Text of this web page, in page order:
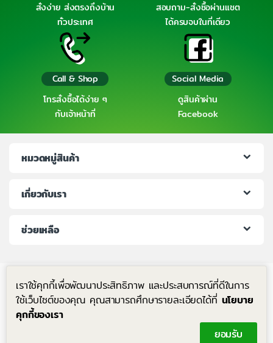
สั่งง่าย ส่งตรงถึงบ้าน
ทั่วประเทศ
สอบถาม-สั่งซื้อผ่านแชต
ได้ครบจบในที่เดียว
Call & Shop
โทรสั่งซื้อได้ง่าย ๆ
กับเจ้าหน้าที่
Social Media
ดูสินค้าผ่าน
Facebook
หมวดหมู่สินค้า
เกี่ยวกับเรา
ช่วยเหลือ
เราใช้คุกกี้เพื่อพัฒนาประสิทธิภาพ และประสบการณ์ที่ดีในการ
ใช้เว็บไซต์ของคุณ คุณสามารถศึกษารายละเอียดได้ที่ นโยบาย
คุกกี้ของเรา
ยอมรับ